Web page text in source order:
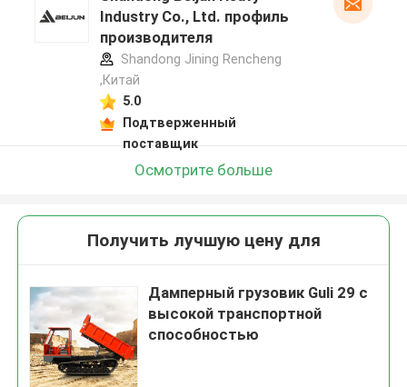
Industry Co., Ltd. профиль
производителя
Shandong Jining Rencheng
,Китай
5.0
Подтверженный
поставщик
Осмотрите больше
Получить лучшую цену для
Дамперный грузовик Guli 29 с
высокой транспортной
способностью